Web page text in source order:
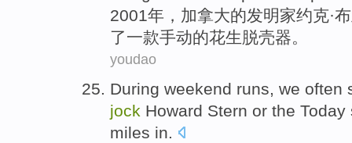
2001年， 加拿大的发明家约克·
了一款手动的花生脱壳器。
youdao
During weekend runs, we often
jock Howard Stern or the Today
miles in.